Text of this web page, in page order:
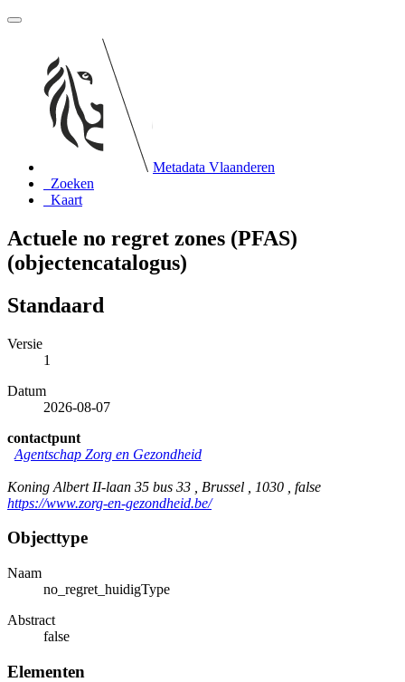
Metadata Vlaanderen
Zoeken
Kaart
Actuele no regret zones (PFAS)
(objectencatalogus)
Standaard
Versie
1
Datum
2026-08-07
contactpunt
Agentschap Zorg en Gezondheid
Koning Albert II-laan 35 bus 33 , Brussel , 1030 , false
https://www.zorg-en-gezondheid.be/
Objecttype
Naam
no_regret_huidigType
Abstract
false
Elementen